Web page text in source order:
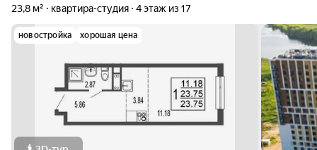
23,8 м²
квартира-студия 4 этаж из 17
новостройка хорошая цена